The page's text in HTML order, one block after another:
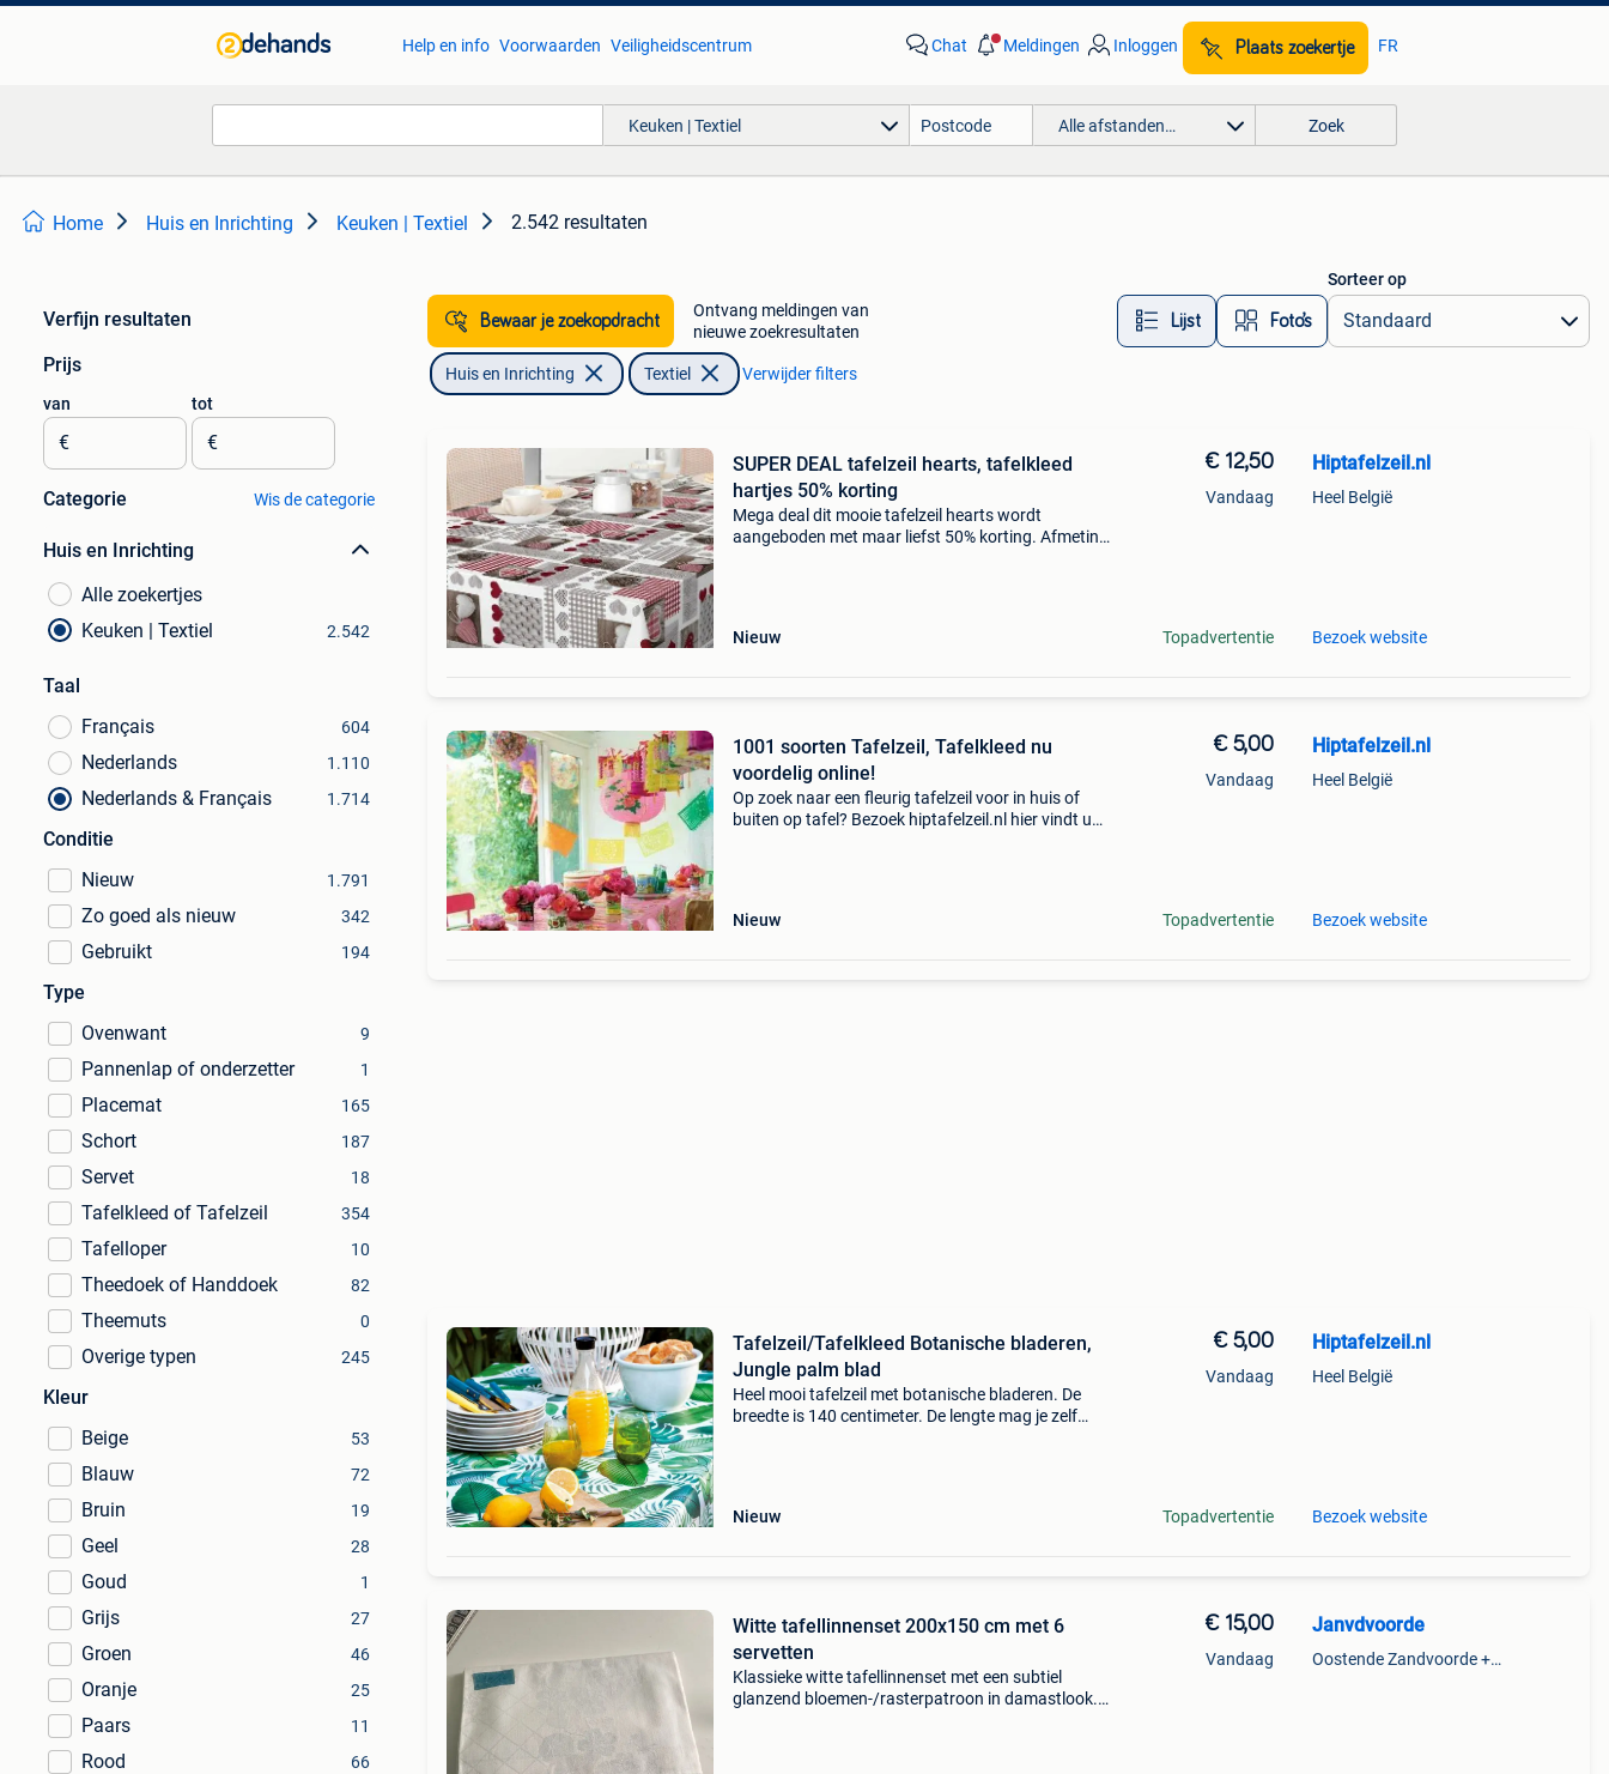
Help en info Voorwaarden Veiligheidscentrum Chat Meldingen Inloggen Plaats zoekertje FR
Keuken | Textiel Alle afstanden… Zoek
Home Huis en Inrichting Keuken | Textiel 2.542 resultaten
Verfijn resultaten
Prijs
van
€
tot
€
Categorie Wis de categorie
Huis en Inrichting
Alle zoekertjes
Keuken | Textiel
2.542
Taal
Français
604
Nederlands 1.110
Nederlands & Français 1.714
Conditie
Nieuw
1.791
Zo goed als nieuw 342
Gebruikt 194
Type
Ovenwant
9
Pannenlap of onderzetter 1
Placemat 165
Schort 187
Servet 18
Tafelkleed of Tafelzeil 354
Tafelloper 10
Theedoek of Handdoek 82
Theemuts 0
Overige typen 245
Kleur
Beige
53
Blauw 72
Bruin 19
Geel 28
Goud 1
Grijs 27
Groen 46
Oranje 25
Paars 11
Rood 66
Bewaar je zoekopdracht
Ontvang meldingen van
nieuwe zoekresultaten
Lijst Foto’s
Sorteer op
Huis en Inrichting Textiel Verwijder filters
SUPER DEAL tafelzeil hearts, tafelkleed
hartjes 50% korting
Mega deal dit mooie tafelzeil hearts wordt
aangeboden met maar liefst 50% korting. Afmeting:
Nieuw
€ 12,50
Vandaag
Topadvertentie
Hiptafelzeil.nl
Heel België
Bezoek website
1001 soorten Tafelzeil, Tafelkleed nu
voordelig online!
Op zoek naar een fleurig tafelzeil voor in huis of
buiten op tafel? Bezoek hiptafelzeil.nl hier vindt u
Nieuw
€ 5,00
Vandaag
Topadvertentie
Hiptafelzeil.nl
Heel België
Bezoek website
Tafelzeil/Tafelkleed Botanische bladeren,
Jungle palm blad
Heel mooi tafelzeil met botanische bladeren. De
breedte is 140 centimeter. De lengte mag je zelf
Nieuw
€ 5,00
Vandaag
Topadvertentie
Hiptafelzeil.nl
Heel België
Bezoek website
Witte tafellinnenset 200x150 cm met 6
servetten
Klassieke witte tafellinnenset met een subtiel
glanzend bloemen-/rasterpatroon in damastlook.
€ 15,00
Vandaag
Janvdvoorde
Oostende Zandvoorde +Oostende